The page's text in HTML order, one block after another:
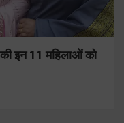
की इन 11 महिलाओं को